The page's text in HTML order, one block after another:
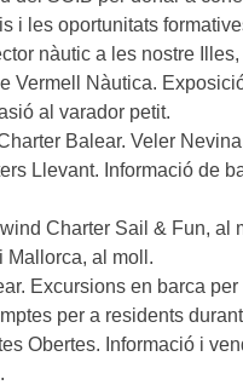
i les oportunitats
nàutic a les nostre
Vermell Nàutica.
al varador petit.
Balear. Veler
Llevant. Informació de
Charter Sail & Fun, al
Mallorca, al moll.
Excursions en barca
per a residents
Obertes. Informació i